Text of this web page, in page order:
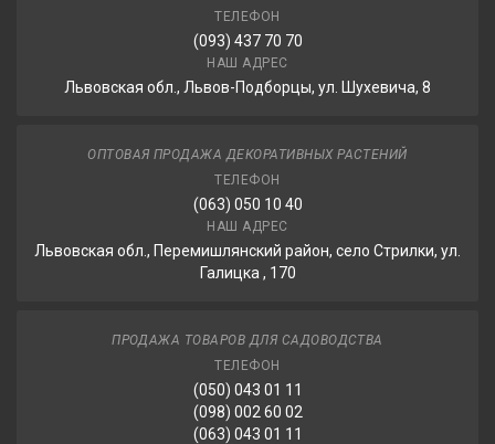
ТЕЛЕФОН
(093) 437 70 70
НАШ АДРЕС
Львовская обл., Львов-Подборцы, ул. Шухевича, 8
ОПТОВАЯ ПРОДАЖА ДЕКОРАТИВНЫХ РАСТЕНИЙ
ТЕЛЕФОН
(063) 050 10 40
НАШ АДРЕС
Львовская обл., Перемишлянский район, село Стрилки, ул.
Галицка , 170
ПРОДАЖА ТОВАРОВ ДЛЯ САДОВОДСТВА
ТЕЛЕФОН
(050) 043 01 11
(098) 002 60 02
(063) 043 01 11